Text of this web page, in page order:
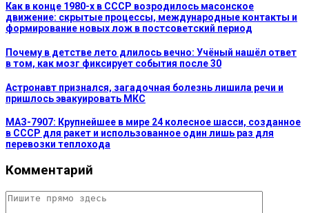
Как в конце 1980-х в СССР возродилось масонское
движение: скрытые процессы, международные контакты и
формирование новых лож в постсоветский период
Почему в детстве лето длилось вечно: Учёный нашёл ответ
в том, как мозг фиксирует события после 30
Астронавт признался, загадочная болезнь лишила речи и
пришлось эвакуировать МКС
МАЗ-7907: Крупнейшее в мире 24 колесное шасси, созданное
в СССР для ракет и использованное один лишь раз для
перевозки теплохода
Комментарий